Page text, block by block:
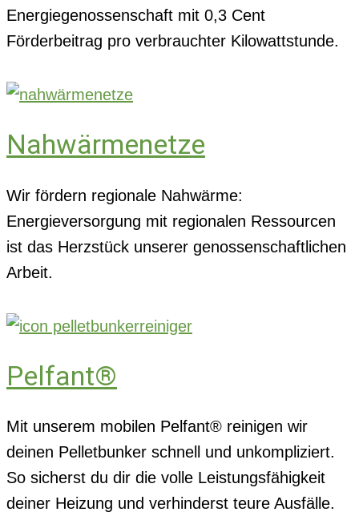
Energiegenossenschaft mit 0,3 Cent
Förderbeitrag pro verbrauchter Kilowattstunde.
Nahwärmenetze
Wir fördern regionale Nahwärme:
Energieversorgung mit regionalen Ressourcen
ist das Herzstück unserer genossenschaftlichen
Arbeit.
Pelfant®
Mit unserem mobilen Pelfant® reinigen wir
deinen Pelletbunker schnell und unkompliziert.
So sicherst du dir die volle Leistungsfähigkeit
deiner Heizung und verhinderst teure Ausfälle.